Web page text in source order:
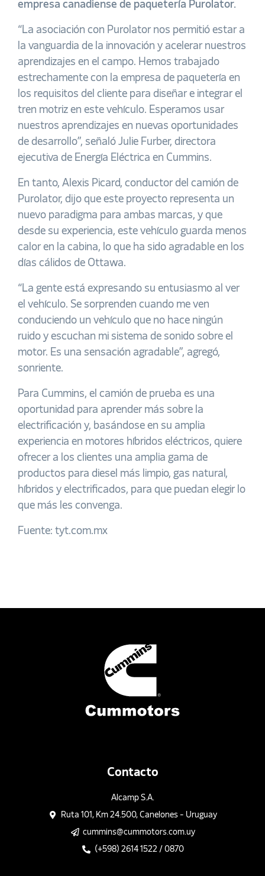
empresa canadiense de paquetería Purolator.
“La asociación con Purolator nos permitió estar a
la vanguardia de la innovación y acelerar nuestros
aprendizajes en el campo. Hemos trabajado
estrechamente con la empresa de paquetería en
los requisitos del cliente para diseñar e integrar el
tren motriz en este vehículo. Esperamos usar
nuestros aprendizajes en nuevas oportunidades
de desarrollo”, señaló Julie Furber, directora
ejecutiva de Energía Eléctrica en Cummins.
En tanto, Alexis Picard, conductor del camión de
Purolator, dijo que este proyecto representa un
nuevo paradigma para ambas marcas, y que
desde su experiencia, este vehículo guarda menos
calor en la cabina, lo que ha sido agradable en los
días cálidos de Ottawa.
“La gente está expresando su entusiasmo al ver
el vehículo. Se sorprenden cuando me ven
conduciendo un vehículo que no hace ningún
ruido y escuchan mi sistema de sonido sobre el
motor. Es una sensación agradable”, agregó,
sonriente.
Para Cummins, el camión de prueba es una
oportunidad para aprender más sobre la
electrificación y, basándose en su amplia
experiencia en motores híbridos eléctricos, quiere
ofrecer a los clientes una amplia gama de
productos para diesel más limpio, gas natural,
híbridos y electrificados, para que puedan elegir lo
que más les convenga.
Fuente: tyt.com.mx
Contacto
Alcamp S.A.
Ruta 101, Km 24.500, Canelones - Uruguay
cummins@cummotors.com.uy
(+598) 2614 1522 / 0870